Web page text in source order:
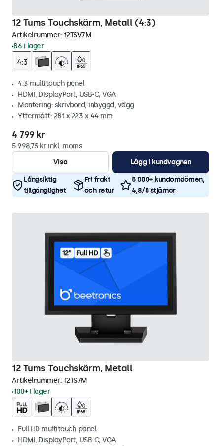
12 Tums Touchskärm, Metall (4:3)
Artikelnummer: 12TSV7M
86 i lager
4:3 multitouch panel
HDMI, DisplayPort, USB-C, VGA
Montering: skrivbord, inbyggd, vägg
Yttermått: 281 x 223 x 44 mm
4 799 kr
5 998,75 kr inkl. moms
Visa
Lägg i kundvagnen
Långsiktig
tillgänglighet
Fri frakt
och retur
5 000+ kundomdömen,
4,8/5 stjärnor
12 Tums Touchskärm, Metall
Artikelnummer: 12TS7M
100+ i lager
Full HD multitouch panel
HDMI, DisplayPort, USB-C, VGA